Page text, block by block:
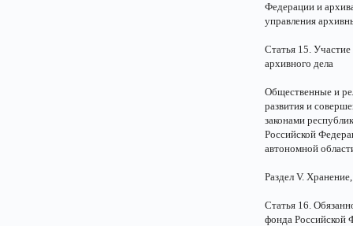
Федерации и
управления
Статья 15.
архивного дела
Общественные и
развития и
законами
Российской
автономной
Раздел V.
Статья 16.
фонда Российской